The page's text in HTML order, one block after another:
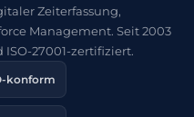
Zeiterfassung,
Management. Seit 2003
27001-zertifiziert.
konform